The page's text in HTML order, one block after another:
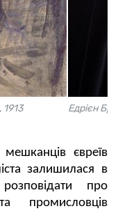
1913 Едрієн
євреїв
залишилася в
про
промисловців